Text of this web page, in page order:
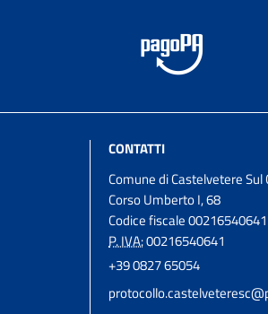
CONTATTI
Comune di Castelvetere Sul
Corso Umberto I, 68
Codice fiscale 00216540641
P. IVA:00216540641
+39 0827 65054